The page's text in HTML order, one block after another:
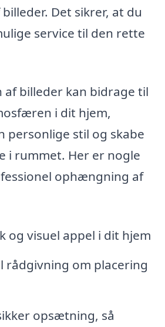
Det sikrer, at du
service til den rette
billeder kan bidrage til
i dit hjem,
personlige stil og skabe
i rummet. Her er nogle
ophængning af
visuel appel i dit hjem
rådgivning om placering
opsætning, så